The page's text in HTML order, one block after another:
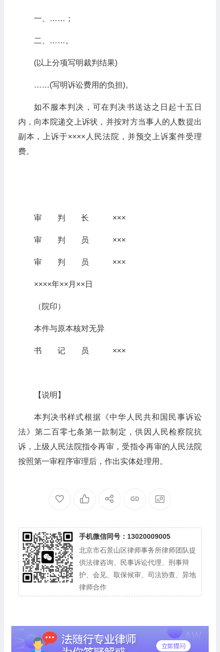
一、……；
二、……。
(以上分项写明裁判结果)
……(写明诉讼费用的负担)。
如不服本判决，可在判决书送达之日起十五日
内，向本院递交上诉状，并按对方当事人的人数提出
副本，上诉于××××人民法院，并预交上诉案件受理
费。
审 判 长 ×××
审 判 员 ×××
审 判 员 ×××
××××年××月××日
（院印）
本件与原本核对无异
书 记 员 ×××
【说明】
本判决书样式根据《中华人民共和国民事诉讼
法》第二百零七条第一款制定，供因人民检察院抗
诉，上级人民法院指令再审，受指令再审的人民法院
按照第一审程序审理后，作出实体处理用。
手机微信同号：13020009005
北京市石景山区律师事务所律师团队提
供法律咨询、民事诉讼代理、刑事辩
护、会见、取保候审、司法协查、异地
律师合作